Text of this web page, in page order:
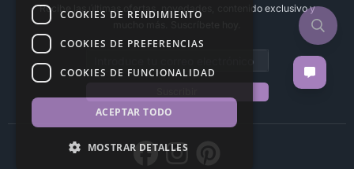
Recibe las últimas ofertas, novedades, contenido exclusivo y
COOKIES DE RENDIMIENTO
COOKIES DE PREFERENCIAS
COOKIES DE FUNCIONALIDAD
ACEPTAR TODO
MOSTRAR DETALLES